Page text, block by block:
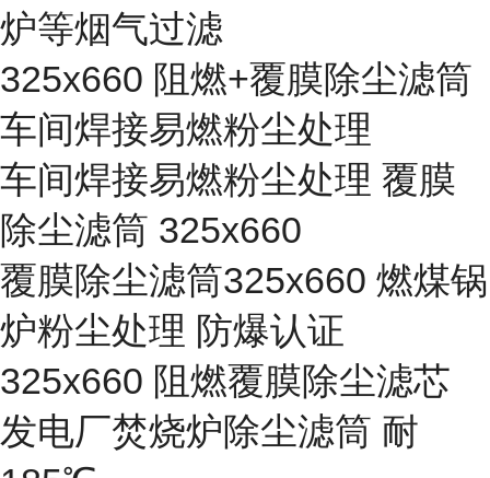
炉等烟气过滤
325x660 阻燃+覆膜除尘滤筒
车间焊接易燃粉尘处理
车间焊接易燃粉尘处理 覆膜
除尘滤筒 325x660
覆膜除尘滤筒325x660 燃煤锅
炉粉尘处理 防爆认证
325x660 阻燃覆膜除尘滤芯
发电厂焚烧炉除尘滤筒 耐